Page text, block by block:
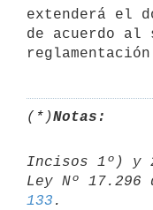
extenderá el
de acuerdo
(*)Notas:
Incisos 1º) y
133 .